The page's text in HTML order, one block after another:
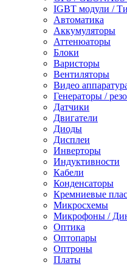
IGBT модули /
Автоматика
Аккумуляторы
Аттенюаторы
Блоки
Варисторы
Вентиляторы
Видео
Генераторы /
Датчики
Двигатели
Диоды
Дисплеи
Инверторы
Индуктивности
Кабели
Конденсаторы
Кремниевые
Микросхемы
Микрофоны /
Оптика
Оптопары
Оптроны
Платы